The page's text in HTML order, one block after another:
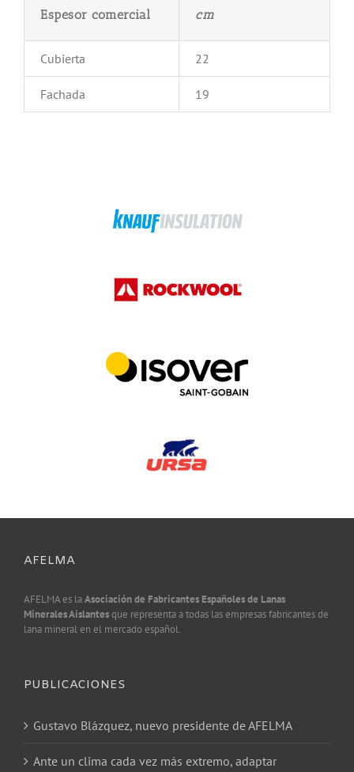
Espesor comercial cm
Cubierta 22
Fachada 19
AFELMA
AFELMA es laAsociación de Fabricantes Españoles de Lanas
Minerales Aislantesque representa a todas las empresas fabricantes de
lana mineral en el mercado español.
PUBLICACIONES
Gustavo Blázquez, nuevo presidente de AFELMA
Ante un clima cada vez más extremo, adaptar